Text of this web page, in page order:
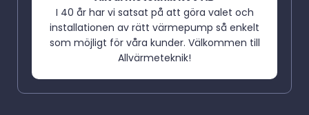
I 40 år har vi satsat på att göra valet och
installationen av rätt värmepump så enkelt
som möjligt för våra kunder. Välkommen till
Allvärmeteknik!